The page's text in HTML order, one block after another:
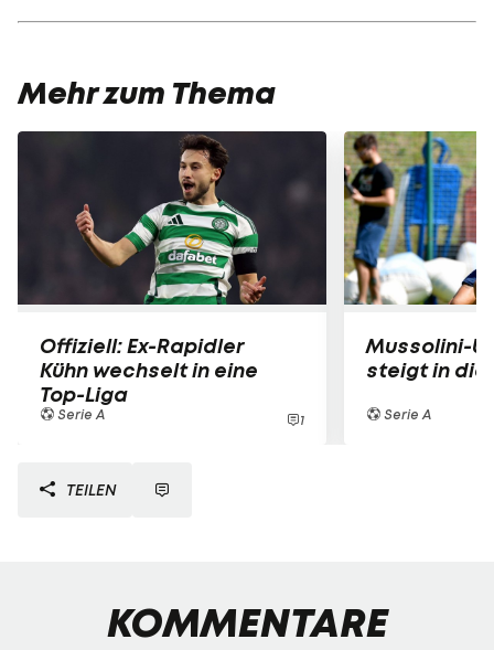
Mehr zum Thema
Offiziell: Ex-Rapidler
Kühn wechselt in eine
Top-Liga
Serie A 1
Mussolini-
steigt in die
Serie A
TEILEN
KOMMENTARE